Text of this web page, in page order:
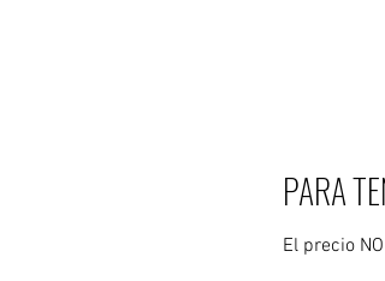
El precio
PARA